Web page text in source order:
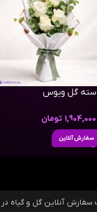
گل ویوس
1,904,000 تومان
سفارش آنلاین